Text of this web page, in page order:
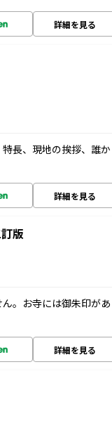
詳細を見る
長、現地の挨拶、誰か
詳細を見る
版
。お寺には御朱印があ
詳細を見る